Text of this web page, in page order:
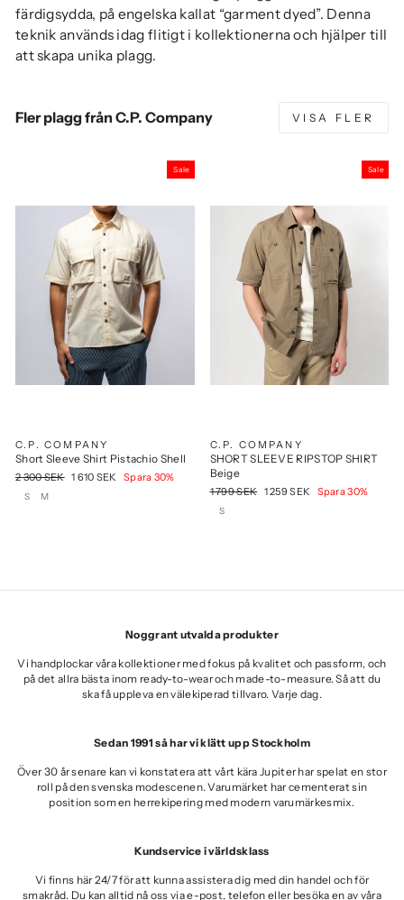
färdigsydda, på engelska kallat “garment dyed”. Denna
teknik används idag flitigt i kollektionerna och hjälper till
att skapa unika plagg.
Fler plagg från C.P. Company VISA FLER
Sale
C.P. COMPANY
Short Sleeve Shirt Pistachio Shell
Ordinarie
2 300 SEK Rea
1 610 SEK Spara 30%
S M
Sale
C.P. COMPANY
SHORT SLEEVE RIPSTOP SHIRT
Beige
Ordinarie
1 799 SEK Rea
1 259 SEK Spara 30%
S
Noggrant utvalda produkter
Vi handplockar våra kollektioner med fokus på kvalitet och passform, och
på det allra bästa inom ready-to-wear och made-to-measure. Så att du
ska få uppleva en välekiperad tillvaro. Varje dag.
Sedan 1991 så har vi klätt upp Stockholm
Över 30 år senare kan vi konstatera att vårt kära Jupiter har spelat en stor
roll på den svenska modescenen. Varumärket har cementerat sin
position som en herrekipering med modern varumärkesmix.
Kundservice i världsklass
Vi finns här 24/7 för att kunna assistera dig med din handel och för
smakråd. Du kan alltid nå oss via e-post, telefon eller besöka en av våra